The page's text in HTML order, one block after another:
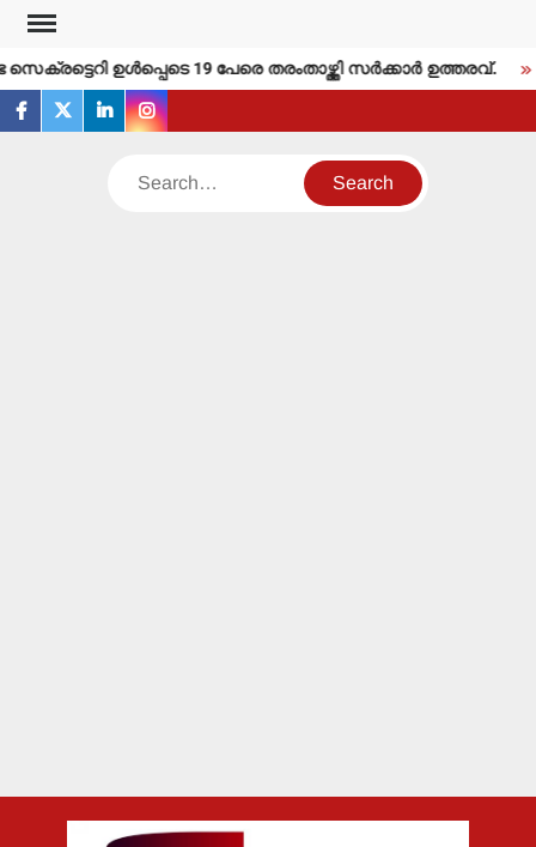
Skip
content
ഉള്‍പ്പെടെ 19 പേരെ തരംതാഴ്ത്തി സര്‍ക്കാര്‍ ഉത്തരവ്.
facebook
twitterlinkedininstagram
Search